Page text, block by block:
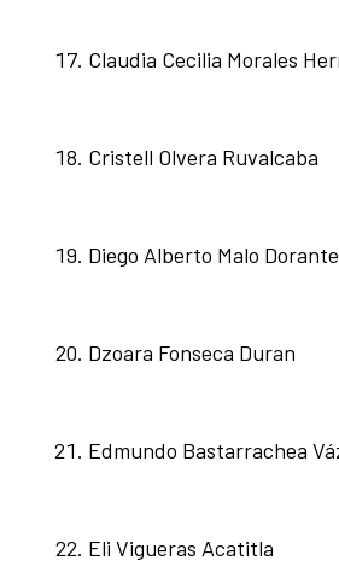
Claudia Cecilia Morales
Cristell Olvera Ruvalcaba
Diego Alberto Malo
Dzoara Fonseca Duran
Edmundo Bastarrachea
Eli Vigueras Acatitla